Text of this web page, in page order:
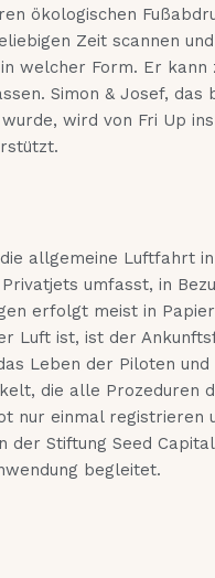
ökologischen
Zeit scannen
welcher Form. Er
Simon & Josef, das
wird von Fri Up
allgemeine Luftfahrt
umfasst, in
erfolgt meist in
Luft ist, ist der
Leben der Piloten
die alle Prozeduren
nur einmal
Stiftung Seed
begleitet.